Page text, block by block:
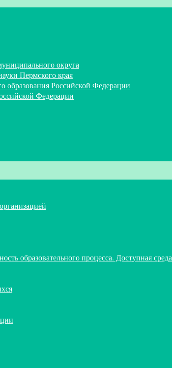
округа
Пермского края
Российской Федерации
Федерации
образовательного процесса. Доступная среда